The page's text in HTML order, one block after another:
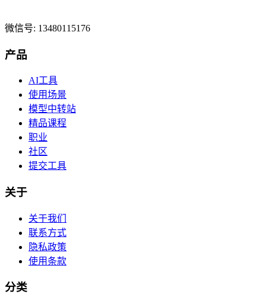
微信号: 13480115176
产品
AI工具
使用场景
模型中转站
精品课程
职业
社区
提交工具
关于
关于我们
联系方式
隐私政策
使用条款
分类